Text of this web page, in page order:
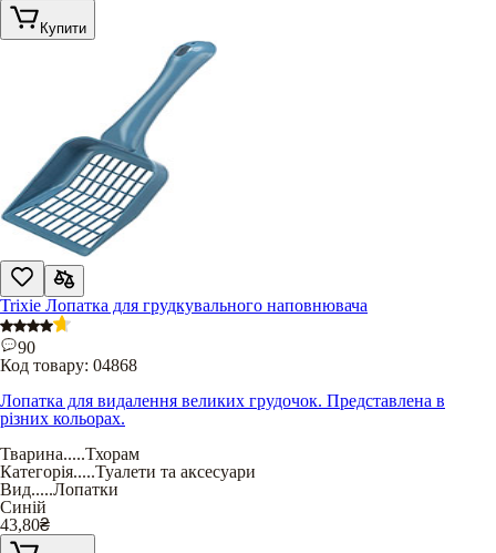
Купити
Trixie Лопатка для грудкувального наповнювача
90
Код товару: 04868
Лопатка для видалення великих грудочок. Представлена в
різних кольорах.
Тварина.....Тхорам
Категорія.....Туалети та аксесуари
Вид.....Лопатки
Синій
43,80₴